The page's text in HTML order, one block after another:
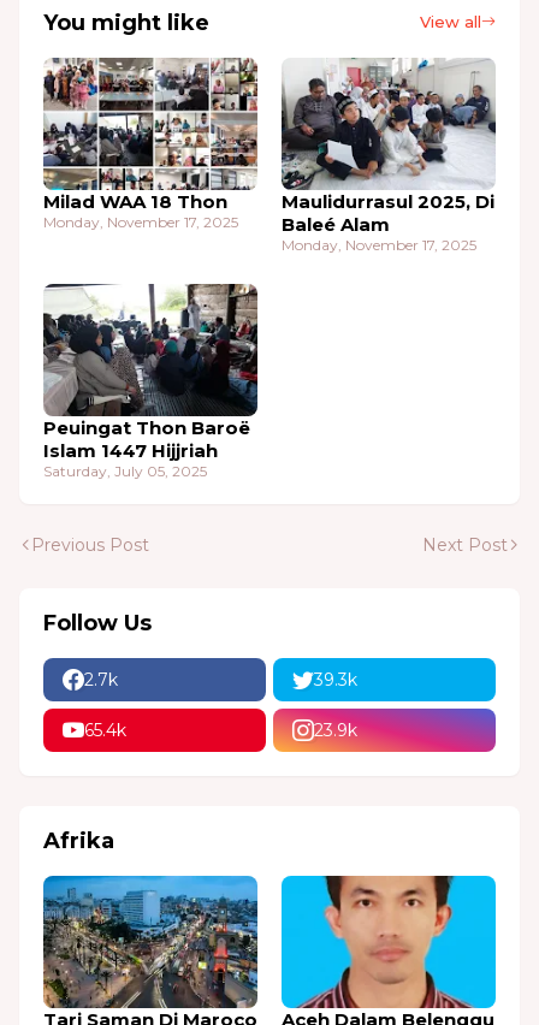
You might like View all
Milad WAA 18 Thon
Monday, November 17, 2025
Maulidurrasul 2025, Di
Baleé Alam
Monday, November 17, 2025
Peuingat Thon Baroë
Islam 1447 Hijjriah
Saturday, July 05, 2025
Previous Post Next Post
Follow Us
2.7k 39.3k
65.4k 23.9k
Afrika
Tari Saman Di Maroco
Aceh Dalam Belenggu